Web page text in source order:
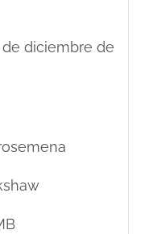
de diciembre de